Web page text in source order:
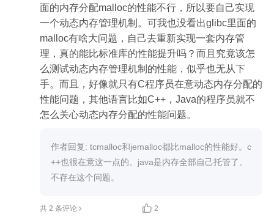
面的内存分配malloc的性能不行，所以要自己实现
一个动态内存管理机制。可我也没看出glibc里面的
malloc有啥大问题，自己去重新实现一套内存管
理，真的能比标准库的性能提升吗？而且究竟该怎
么测试动态内存管理机制的性能，似乎也无从下
手。而且，好像就只有C程序员在意动态内存分配的
性能问题，其他语言比如C++，Java的程序员就不
怎么关心动态内存分配的性能问题。
作者回复: tcmalloc和jemalloc都比malloc的性能好。c
++也很在意这一点的。java是内存全部自己托管了。
不存在这个问题。
共 2 条评论  2